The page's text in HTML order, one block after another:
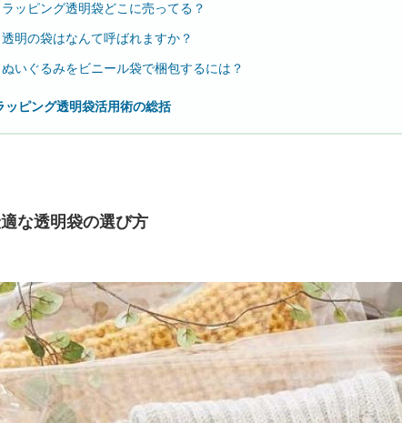
ッピング透明袋どこに売ってる？
明の袋はなんて呼ばれますか？
いぐるみをビニール袋で梱包するには？
ッピング透明袋活用術の総括
な透明袋の選び方